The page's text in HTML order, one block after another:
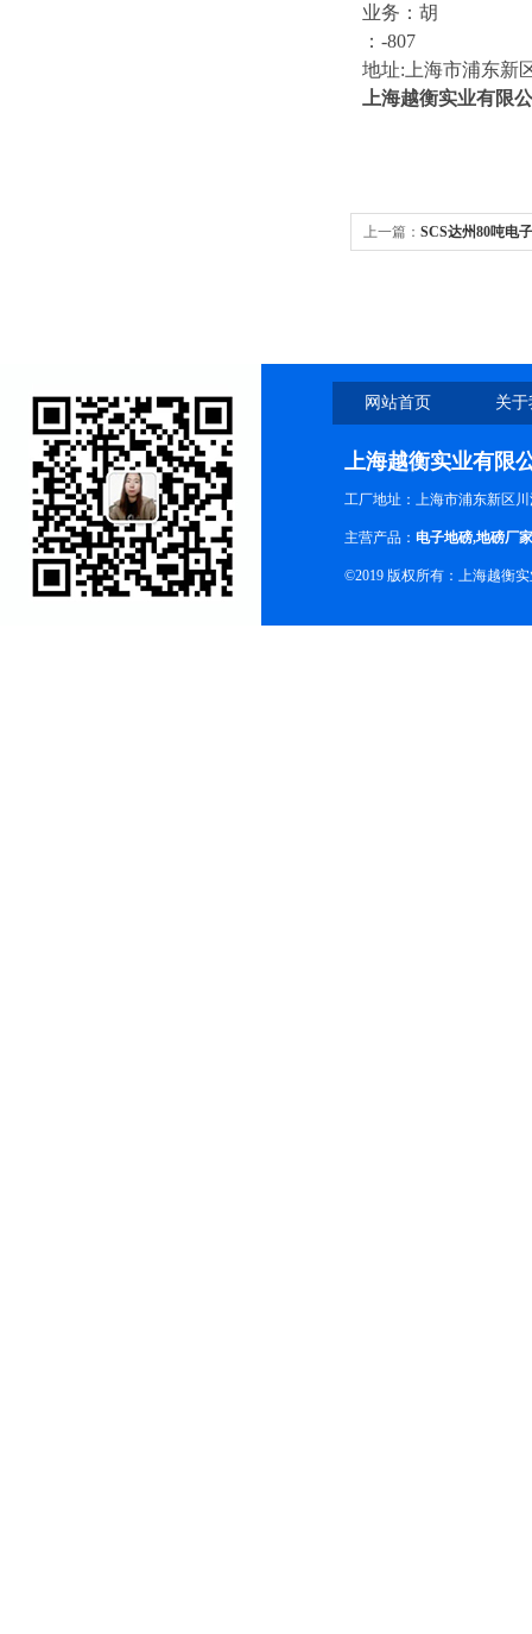
业务：胡
：-807
地址:上海市浦东新
上海越衡实业有限
上一篇： SCS达州80吨电
网站首页 关
上海越衡实业有限
工厂地址：上海市浦东新区川
主营产品： 电子地磅,地磅厂家
©2019 版权所有：上海越衡